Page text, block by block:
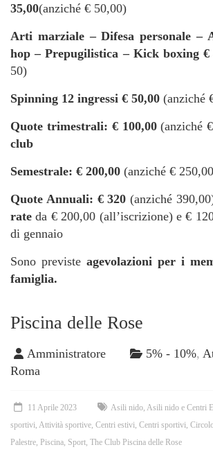
35,00(anziché € 50,00)
Arti marziale – Difesa personale –
hop – Prepugilistica – Kick boxing €
50)
Spinning 12 ingressi € 50,00 (anziché
Quote trimestrali: € 100,00(anziché
club
Semestrale: € 200,00 (anziché €
Quote Annuali: € 320 (anziché
rate da € 200,00 (all’iscrizione) e €
di gennaio
Sono previste agevolazioni per i
famiglia.
Piscina delle Rose
Amministratore 5% - 10%,
Roma
11 Aprile 2023 Asili nido Asili nido e Centri
sportivi Attività sportive Centri estivi Centri sportivi
Palestre Piscina Sport The Club Piscina delle Rose